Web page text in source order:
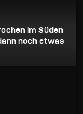
im Süden
noch etwas